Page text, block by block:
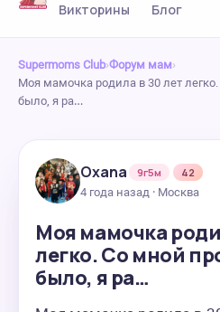
Викторины
Блог
Supermoms Club›Форум мам›
Моя мамочка родила в 30 лет
было, я ра…
Oxana 9г5м
42
4 года назад · Москва
Моя мамочка
легко. Со мной
было, я ра…